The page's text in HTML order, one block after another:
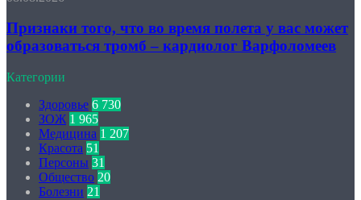
Признаки того, что во время полета у вас может
образоваться тромб – кардиолог Варфоломеев
Категории
Здоровье 6 730
ЗОЖ 1 965
Медицина 1 207
Красота 51
Персоны 31
Общество 20
Болезни 21